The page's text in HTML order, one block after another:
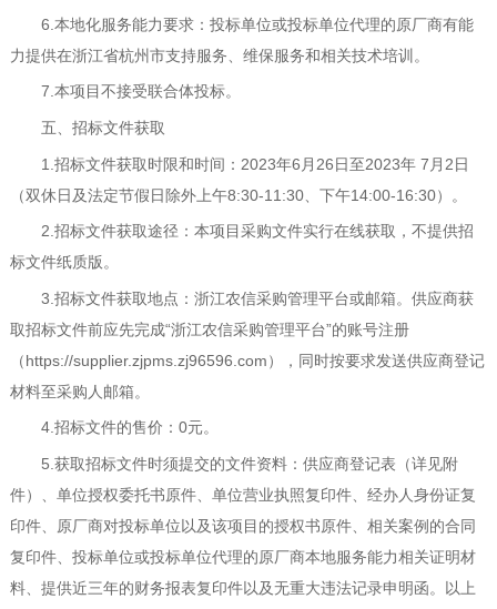
6.本地化服务能力要求：投标单位或投标单位代理的原厂商有能
力提供在浙江省杭州市支持服务、维保服务和相关技术培训。
7.本项目不接受联合体投标。
五、招标文件获取
1.招标文件获取时限和时间： 2023年6 月 26日至2023年 7 月 2日
（双休日及法定节假日除外上午8:30-11:30 、下午14:00-16:30）。
2.招标文件获取途径：本项目采购文件实行在线获取，不提供招
标文件纸质版。
3.招标文件获取地点：浙江农信采购管理平台或邮箱。供应商获
取招标文件前应先完成“浙江农信采购管理平台”的账号注册
（https://supplier.zjpms.zj96596.com）， 同时按要求发送供应商登记
材料至采购人邮箱。
4.招标文件的售价：0元。
5.获取招标文件时须提交的文件资料：供应商登记表（详见附
件）、单位授权委托书原件、单位营业执照复印件、经办人身份证复
印件、原厂商对投标单位以及该项目的授权书原件、相关案例的合同
复印件、投标单位或投标单位代理的原厂商本地服务能力相关证明材
料、提供近三年的财务报表复印件以及无重大违法记录申明函。
以上